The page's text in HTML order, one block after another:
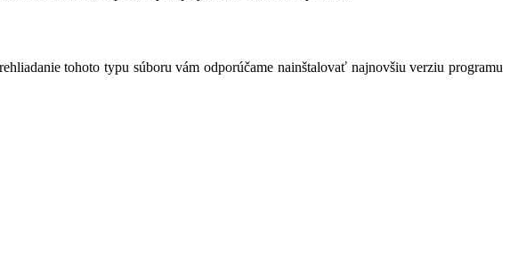
tohoto typu súboru vám odporúčame nainštalovať najnovšiu verziu programu